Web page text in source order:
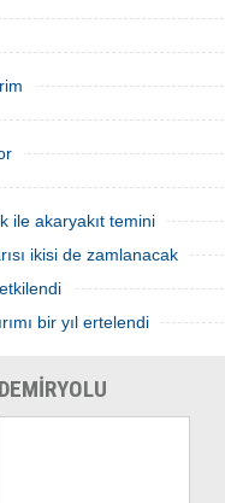
zam yapılması bekleniyor.
ile akaryakıt temini
ikisi de zamlanacak
bir yıl ertelendi
DEMİRYOLU